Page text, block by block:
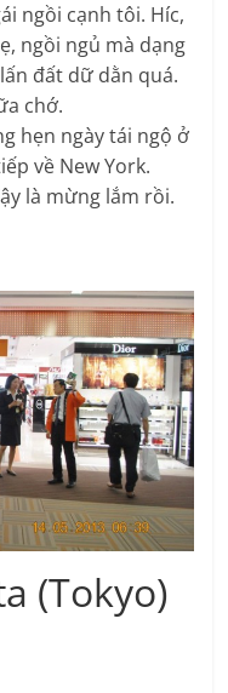
ngồi cạnh tôi. Híc,
ngồi ngủ mà dạng
đất dữ dằn quá.
chớ.
hẹn ngày tái ngộ ở
về New York.
là mừng lắm rồi.
(Tokyo)